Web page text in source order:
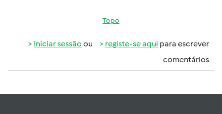
Topo
Iniciar sessão ou registe-se aqui para escrever
comentários